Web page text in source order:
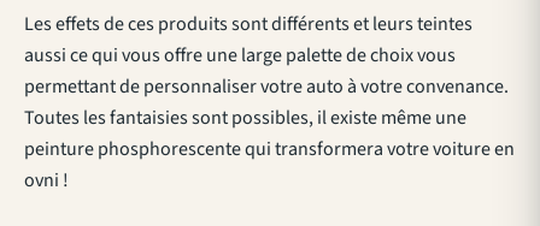
Les effets de ces produits sont différents et leurs teintes
aussi ce qui vous offre une large palette de choix vous
permettant de personnaliser votre auto à votre convenance.
Toutes les fantaisies sont possibles, il existe même une
peinture phosphorescente qui transformera votre voiture en
ovni !